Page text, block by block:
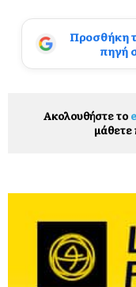
Προσθήκη
πηγή
Ακολουθήστε το
μάθετε